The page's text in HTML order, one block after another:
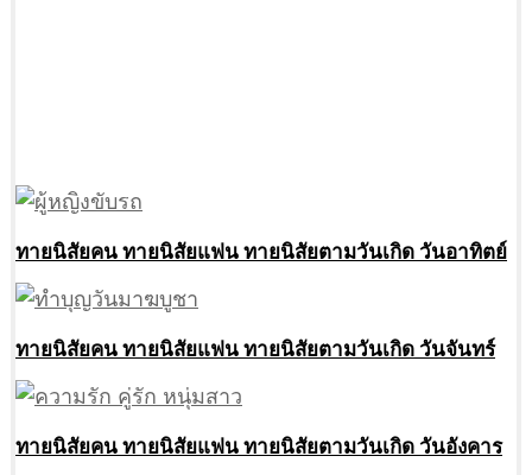
ทายนิสัยคน ทายนิสัยแฟน ทายนิสัยตามวันเกิด วันอาทิตย์
ทายนิสัยคน ทายนิสัยแฟน ทายนิสัยตามวันเกิด วันจันทร์
ทายนิสัยคน ทายนิสัยแฟน ทายนิสัยตามวันเกิด วันอังคาร